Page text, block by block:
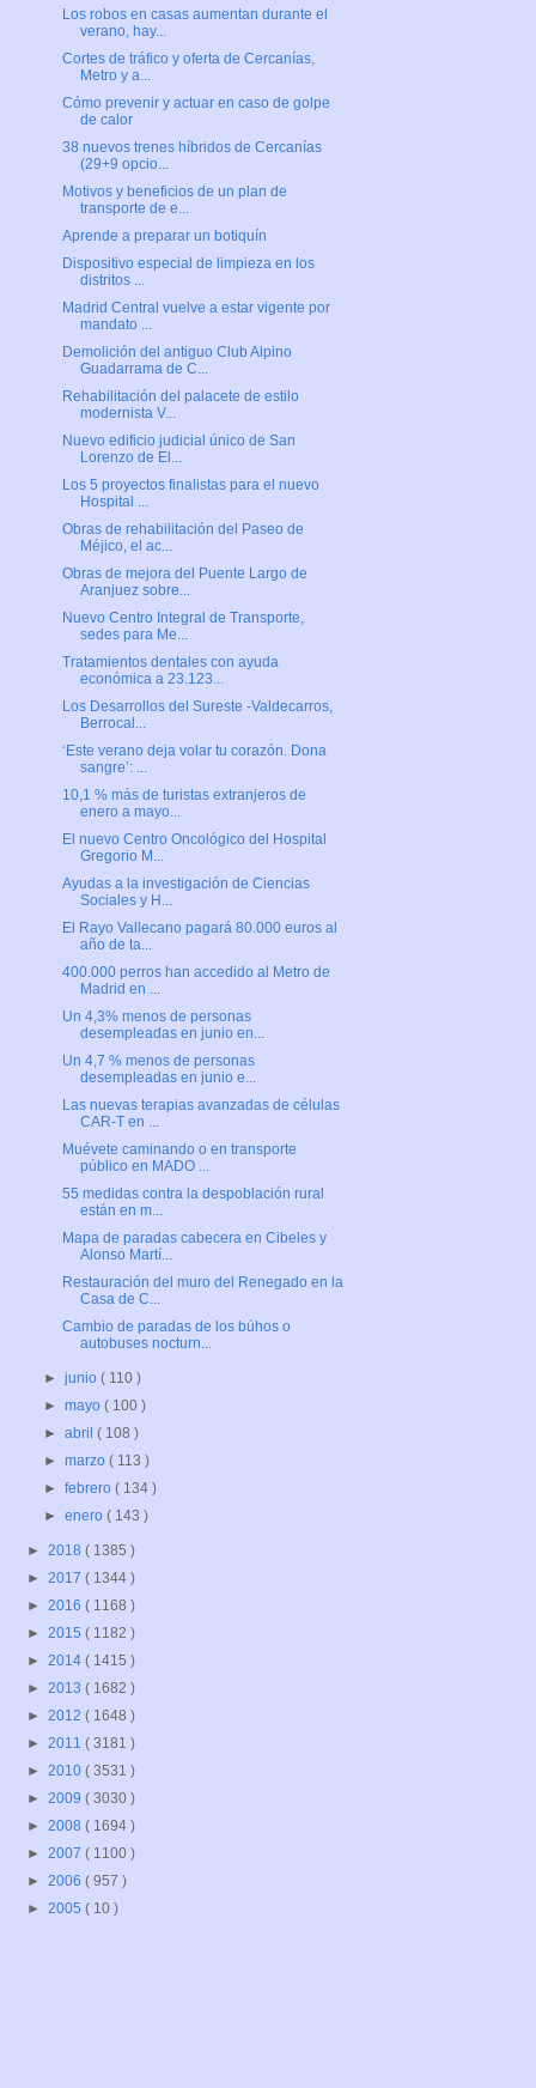
Los robos en casas aumentan durante el
verano, hay...
Cortes de tráfico y oferta de Cercanías,
Metro y a...
Cómo prevenir y actuar en caso de golpe
de calor
38 nuevos trenes híbridos de Cercanías
(29+9 opcio...
Motivos y beneficios de un plan de
transporte de e...
Aprende a preparar un botiquín
Dispositivo especial de limpieza en los
distritos ...
Madrid Central vuelve a estar vigente por
mandato ...
Demolición del antiguo Club Alpino
Guadarrama de C...
Rehabilitación del palacete de estilo
modernista V...
Nuevo edificio judicial único de San
Lorenzo de El...
Los 5 proyectos finalistas para el nuevo
Hospital ...
Obras de rehabilitación del Paseo de
Méjico, el ac...
Obras de mejora del Puente Largo de
Aranjuez sobre...
Nuevo Centro Integral de Transporte,
sedes para Me...
Tratamientos dentales con ayuda
económica a 23.123...
Los Desarrollos del Sureste -Valdecarros,
Berrocal...
‘Este verano deja volar tu corazón. Dona
sangre’: ...
10,1 % más de turistas extranjeros de
enero a mayo...
El nuevo Centro Oncológico del Hospital
Gregorio M...
Ayudas a la investigación de Ciencias
Sociales y H...
El Rayo Vallecano pagará 80.000 euros al
año de ta...
400.000 perros han accedido al Metro de
Madrid en ...
Un 4,3% menos de personas
desempleadas en junio en...
Un 4,7 % menos de personas
desempleadas en junio e...
Las nuevas terapias avanzadas de células
CAR-T en ...
Muévete caminando o en transporte
público en MADO ...
55 medidas contra la despoblación rural
están en m...
Mapa de paradas cabecera en Cibeles y
Alonso Martí...
Restauración del muro del Renegado en la
Casa de C...
Cambio de paradas de los búhos o
autobuses nocturn...
►junio( 110 )
►mayo( 100 )
►abril( 108 )
►marzo( 113 )
►febrero( 134 )
►enero( 143 )
► 2018 ( 1385 )
► 2017 ( 1344 )
► 2016 ( 1168 )
► 2015 ( 1182 )
► 2014 ( 1415 )
► 2013 ( 1682 )
► 2012 ( 1648 )
► 2011 ( 3181 )
► 2010 ( 3531 )
► 2009 ( 3030 )
► 2008 ( 1694 )
► 2007 ( 1100 )
► 2006 ( 957 )
► 2005 ( 10 )